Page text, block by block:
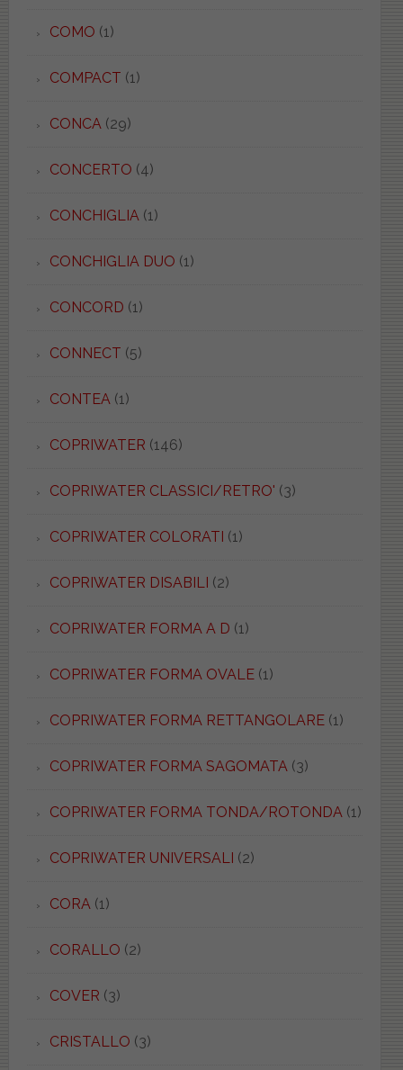
COMO (1)
COMPACT (1)
CONCA(29)
CONCERTO (4)
CONCHIGLIA(1)
CONCHIGLIA DUO (1)
CONCORD (1)
CONNECT (5)
CONTEA(1)
COPRIWATER (146)
COPRIWATER CLASSICI/RETRO' (3)
COPRIWATER COLORATI (1)
COPRIWATER DISABILI (2)
COPRIWATER FORMA A D (1)
COPRIWATER FORMA OVALE(1)
COPRIWATER FORMA RETTANGOLARE(1)
COPRIWATER FORMA SAGOMATA(3)
COPRIWATER FORMA TONDA/ROTONDA(1)
COPRIWATER UNIVERSALI (2)
CORA(1)
CORALLO (2)
COVER (3)
CRISTALLO (3)